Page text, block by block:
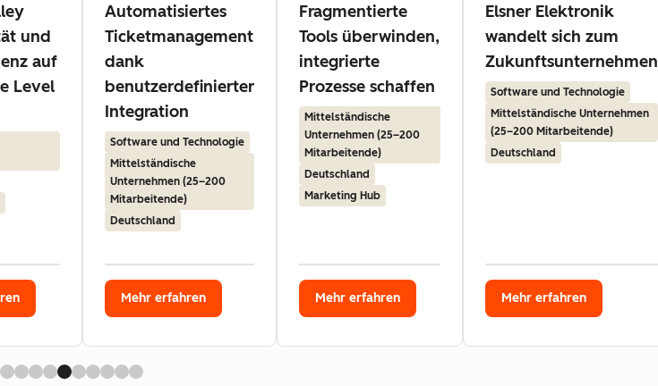
und
auf
Level
Automatisiertes
Ticketmanagement
dank
benutzerdefinierter
Integration
Software und Technologie
Mittelständische
Unternehmen (25–200
Mitarbeitende)
Deutschland
Mehr erfahren
Fragmentierte
Tools überwinden,
integrierte
Prozesse schaffen
Mittelständische
Unternehmen (25–200
Mitarbeitende)
Deutschland
Marketing Hub
Mehr erfahren
Elsner Elektronik
wandelt sich zum
Zukunftsunternehmen
Software und Technologie
Mittelständische Unternehmen
(25–200 Mitarbeitende)
Deutschland
Mehr erfahren